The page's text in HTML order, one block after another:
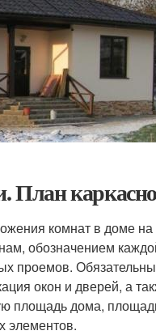
План
комнат в доме на
обозначением
проемов.
окон и дверей, а
площадь дома,
элементов.